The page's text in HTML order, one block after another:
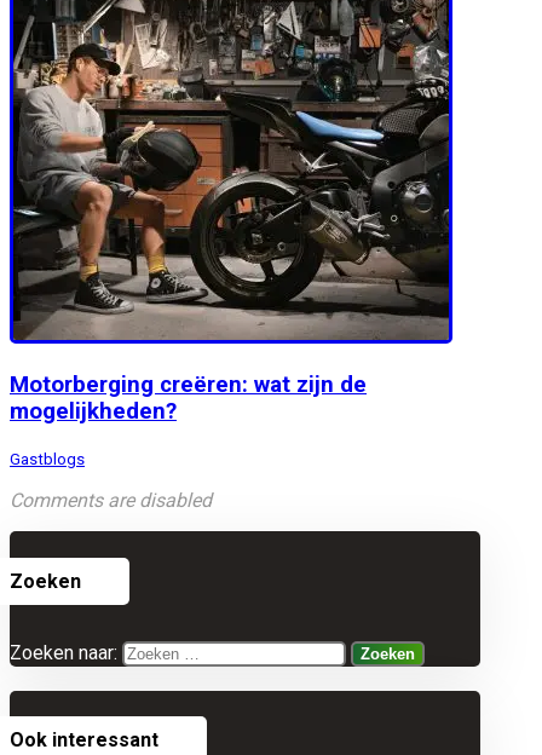
Motorberging creëren: wat zijn de
mogelijkheden?
Gastblogs
Comments are disabled
Zoeken
Zoeken naar:
Ook interessant